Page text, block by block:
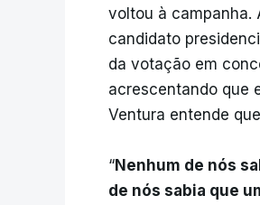
voltou à campanha.
candidato
da votação em
acrescentando que
Ventura entende
“Nenhum de nós
de nós sabia que